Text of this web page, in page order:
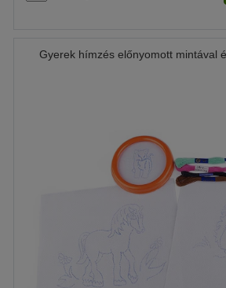
Gyerek hímzés előnyomott mintával